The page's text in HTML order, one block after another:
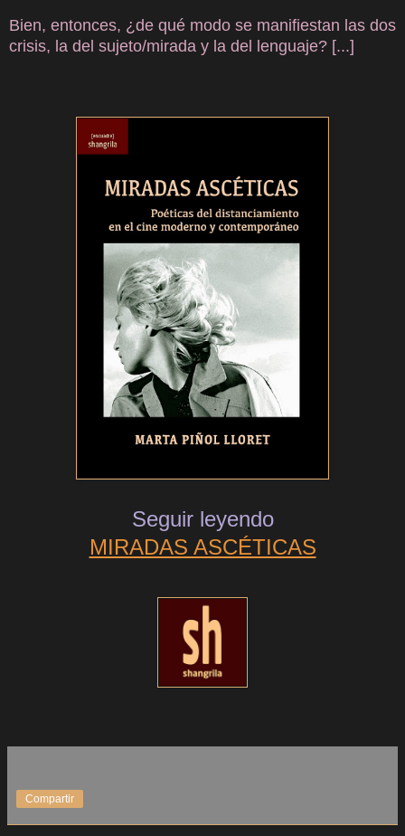
Bien, entonces, ¿de qué modo se manifiestan las dos
crisis, la del sujeto/mirada y la del lenguaje? [...]
Seguir leyendo
MIRADAS ASCÉTICAS
Compartir